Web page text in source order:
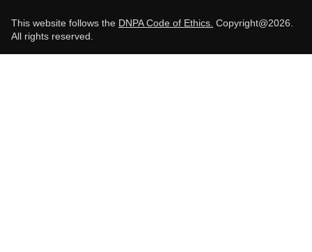
This website follows the DNPA Code of Ethics. Copyright@2026.
All rights reserved.